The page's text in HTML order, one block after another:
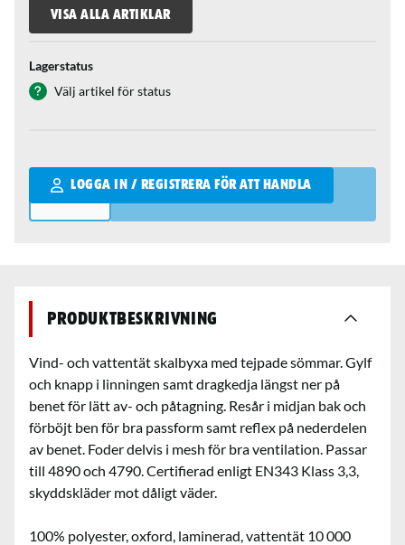
VISA ALLA ARTIKLAR
Lagerstatus
Välj artikel för status
LOGGA IN / REGISTRERA FÖR ATT HANDLA
Qantity
Produktbeskrivning
Vind- och vattentät skalbyxa med tejpade sömmar. Gylf
och knapp i linningen samt dragkedja längst ner på
benet för lätt av- och påtagning. Resår i midjan bak och
förböjt ben för bra passform samt reflex på nederdelen
av benet. Foder delvis i mesh för bra ventilation. Passar
till 4890 och 4790. Certifierad enligt EN343 Klass 3,3,
skyddskläder mot dåligt väder.
100% polyester, oxford, laminerad, vattentät 10 000